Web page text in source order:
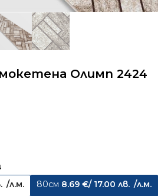
Олимп 2424
/л.м. 80см 8.69€/ 17.00 лв. /л.м.